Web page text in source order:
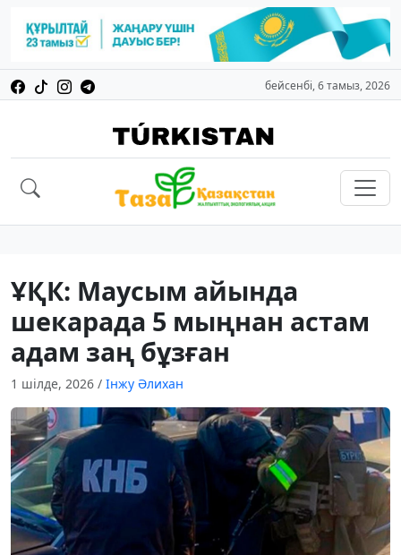
бейсенбі, 6 тамыз, 2026
ҰҚК: Маусым айында
шекарада 5 мыңнан астам
адам заң бұзған
1 шілде, 2026 / Інжу Әлихан